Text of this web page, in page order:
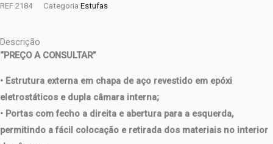
REF 2184 Categoria Estufas
Descrição
“PREÇO A CONSULTAR”
• Estrutura externa em chapa de aço revestido em epóxi
eletrostáticos e dupla câmara interna;
• Portas com fecho a direita e abertura para a esquerda,
permitindo a fácil colocação e retirada dos materiais no interior